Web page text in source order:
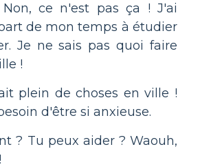
ce n'est pas ça ! J'ai
de mon temps à étudier
Je ne sais pas quoi faire
!
plein de choses en ville !
d'être si anxieuse.
? Tu peux aider ? Waouh,